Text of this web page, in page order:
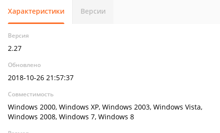
Характеристики Версии
Версия
2.27
Обновлено
2018-10-26 21:57:37
Совместимость
Windows 2000, Windows XP, Windows 2003, Windows Vista,
Windows 2008, Windows 7, Windows 8